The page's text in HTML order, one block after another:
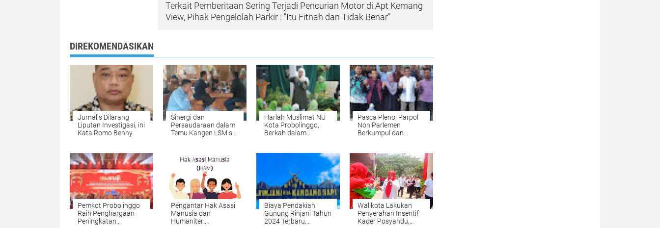
Terkait Pemberitaan Sering Terjadi Pencurian Motor di Apt Kemang
View, Pihak Pengelolah Parkir : "Itu Fitnah dan Tidak Benar"
DIREKOMENDASIKAN
Jurnalis Dilarang
Liputan Investigasi, ini
Kata Romo Benny
Sinergi dan
Persaudaraan dalam
Temu Kangen LSM se-
Harlah Muslimat NU
Kota Probolinggo,
Berkah dalam
Pasca Pleno, Parpol
Non Parlemen
Berkumpul dan
Masa Depan
Kabupaten
Probolinggo
Pemkot Probolinggo
Raih Penghargaan
Peningkatan
Pengantar Hak Asasi
Manusia dan
Humaniter:
Biaya Pendakian
Gunung Rinjani Tahun
2024 Terbaru,
Walikota Lakukan
Penyerahan Insentif
Kader Posyandu,